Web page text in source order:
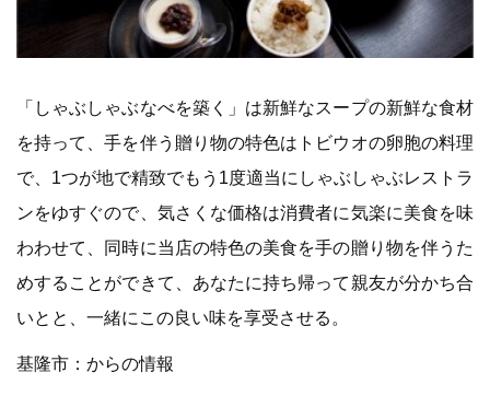
「しゃぶしゃぶなべを築く」は新鮮なスープの新鮮な食材
を持って、手を伴う贈り物の特色はトビウオの卵胞の料理
で、1つが地で精致でもう1度適当にしゃぶしゃぶレストラ
ンをゆすぐので、気さくな価格は消費者に気楽に美食を味
わわせて、同時に当店の特色の美食を手の贈り物を伴うた
めすることができて、あなたに持ち帰って親友が分かち合
いとと、一緒にこの良い味を享受させる。
基隆市：からの情報